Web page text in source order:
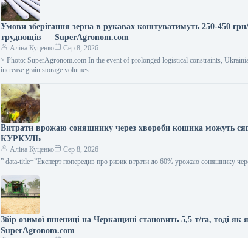
Умови зберігання зерна в рукавах коштуватимуть 250-450 грн/
труднощів — SuperAgronom.com
Аліна Куценко
Сер 8, 2026
> Photo: SuperAgronom.com In the event of prolonged logistical constraints,
increase grain storage volumes…
Витрати врожаю соняшнику через хвороби кошика можуть
КУРКУЛЬ
Аліна Куценко
Сер 8, 2026
” data-title=”Експерт попередив про ризик втрати до 60% урожаю соняшнику
Збір озимої пшениці на Черкащині становить 5,5 т/га, тоді як
SuperAgronom.com